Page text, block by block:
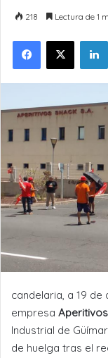
218 Lectura de 1
candelaria, a 19
empresa
Industrial de
de huelga tras el